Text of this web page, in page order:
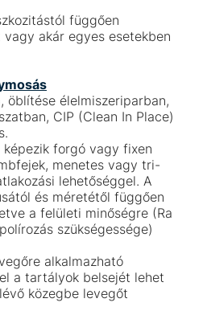
függően
akár egyes esetekben
öblítése élelmiszeriparban,
CIP (Clean In Place)
forgó vagy fixen
menetes vagy tri-
lehetőséggel. A
és méretétől függően
a felületi minőségre (Ra
szükségessége)
alkalmazható
a tartályok belsejét lehet
közegbe levegőt